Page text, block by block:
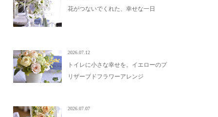
花がつないでくれた、幸せな一日
2026.07.12
トイレに小さな幸せを。イエローのプ
リザーブドフラワーアレンジ
2026.07.07